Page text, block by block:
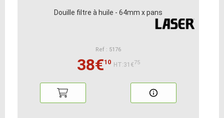
Douille filtre à huile - 64mm x pans
Ref : 5176
38€10 HT:31€75